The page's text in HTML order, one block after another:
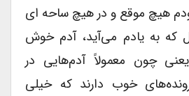
هیچ موقع و در هیچ ساحه ای
که به یادم می‌آید، آدم خوش
چون معمولاً آدم‌هایی در
خوب دارند که خیلی